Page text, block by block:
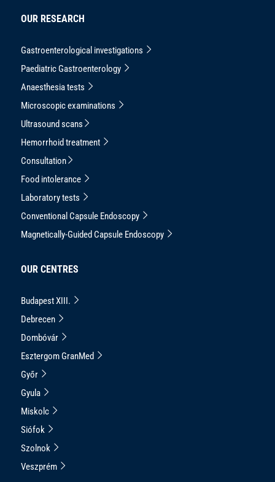
OUR RESEARCH
Gastroenterological investigations
Paediatric Gastroenterology
Anaesthesia tests
Microscopic examinations
Ultrasound scans
Hemorrhoid treatment
Consultation
Food intolerance
Laboratory tests
Conventional Capsule Endoscopy
Magnetically-Guided Capsule Endoscopy
OUR CENTRES
Budapest XIII.
Debrecen
Dombóvár
Esztergom GranMed
Győr
Gyula
Miskolc
Siófok
Szolnok
Veszprém